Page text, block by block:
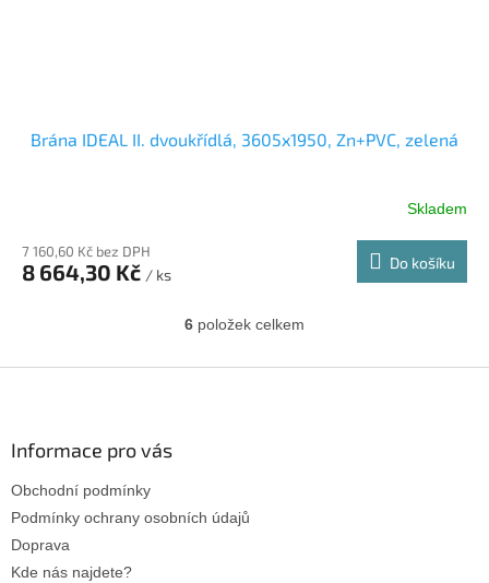
Brána IDEAL II. dvoukřídlá, 3605x1950, Zn+PVC, zelená
Skladem
7 160,60 Kč bez DPH
8 664,30 Kč / ks
Do košíku
O
l
r
6 položek celkem
Informace pro vás
Obchodní podmínky
Podmínky ochrany osobních údajů
Doprava
Kde nás najdete?